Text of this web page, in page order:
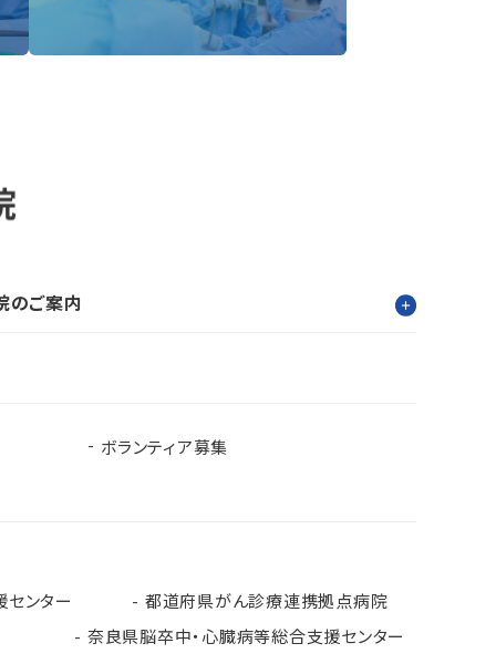
のご案内
ボランティア募集
ンター
都道府県がん診療連携拠点病院
奈良県脳卒中・心臓病等総合支援センター